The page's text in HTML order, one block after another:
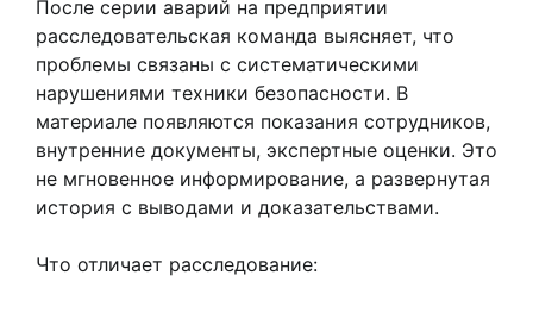
После серии аварий на предприятии
расследовательская команда выясняет, что
проблемы связаны с систематическими
нарушениями техники безопасности. В
материале появляются показания сотрудников,
внутренние документы, экспертные оценки. Это
не мгновенное информирование, а развернутая
история с выводами и доказательствами.
Что отличает расследование: